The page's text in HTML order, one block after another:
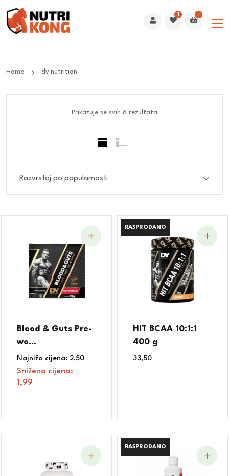
1
Home dy nutrition
Prikazuje se svih 6 rezultata
Blood & Guts Pre-
wo...
Najniža cijena: 2,50
Snižena cijena:
1,99
RASPRODANO
RASPRODANO
HIT BCAA 10:1:1
400 g
33,50
RASPRODANO
RASPRODANO